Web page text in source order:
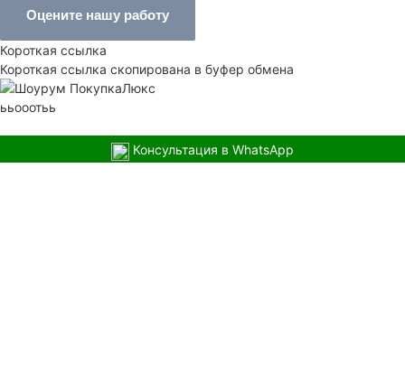
Оцените нашу работу
Короткая ссылка
Короткая ссылка скопирована в буфер обмена
ььооотьь
Консультация в WhatsApp